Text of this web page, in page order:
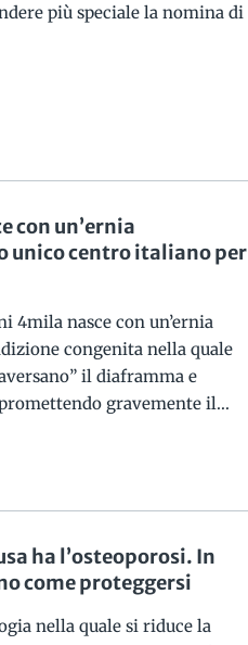
più speciale la nomina di
con un’ernia
centro italiano per
4mila nasce con un’ernia
congenita nella quale
il diaframma e
gravemente il...
ha l’osteoporosi. In
come proteggersi
nella quale si riduce la